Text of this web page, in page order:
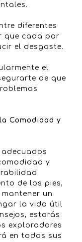
diferentes
que cada par
el desgaste.
el
de que
Comodidad y
y
de los pies,
un
la vida útil
estarás
exploradores
en todas sus